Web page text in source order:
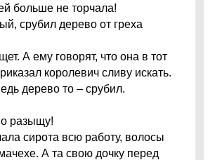
больше не торчала!
срубил дерево от греха
А ему говорят, что она в тот
королевич сливу искать.
дерево то – срубил.
разыщу!
сирота всю работу, волосы
А та свою дочку перед